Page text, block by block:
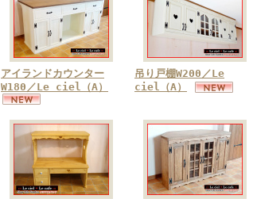
アイランドカウンター
W180／Le ciel（A）
吊り戸棚W200／Le
ciel（A）